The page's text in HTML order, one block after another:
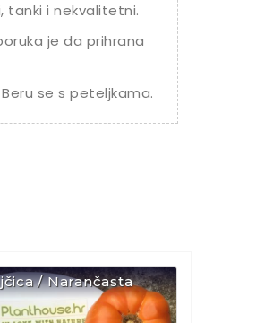
tanki i nekvalitetni.
je da prihrana
se s peteljkama.
/ Narančasta